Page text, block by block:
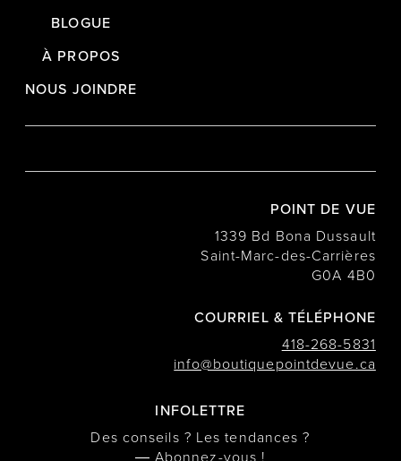
BLOGUE
À PROPOS
NOUS JOINDRE
POINT DE VUE
1339 Bd Bona Dussault
Saint-Marc-des-Carrières
G0A 4B0
COURRIEL & TÉLÉPHONE
418-268-5831
info@boutiquepointdevue.ca
INFOLETTRE
Des conseils ? Les tendances ?
― Abonnez-vous !